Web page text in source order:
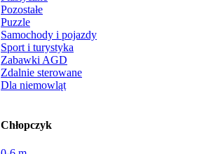
Pozostałe
Puzzle
Samochody i pojazdy
Sport i turystyka
Zabawki AGD
Zdalnie sterowane
Dla niemowląt
Chłopczyk